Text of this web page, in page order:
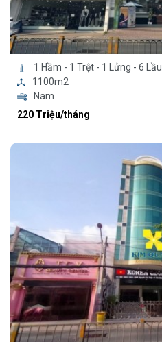
1 Hầm - 1 Trệt - 1 Lửng - 6 Lầu
1100m2
Nam
220 Triệu/tháng